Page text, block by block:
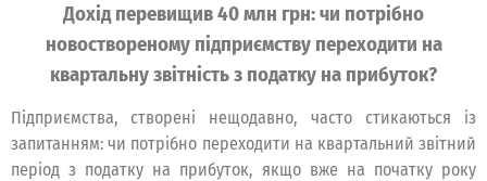
Дохід перевищив 40 млн грн: чи потрібно
новоствореному підприємству переходити на
квартальну звітність з податку на прибуток?
Підприємства, створені нещодавно, часто стикаються із
запитанням: чи потрібно переходити на квартальний звітний
період з податку на прибуток, якщо вже на початку року